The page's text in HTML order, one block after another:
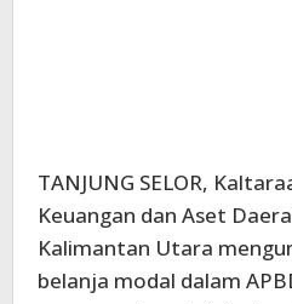
TANJUNG SELOR,
Keuangan dan Aset
Kalimantan Utara
belanja modal dalam